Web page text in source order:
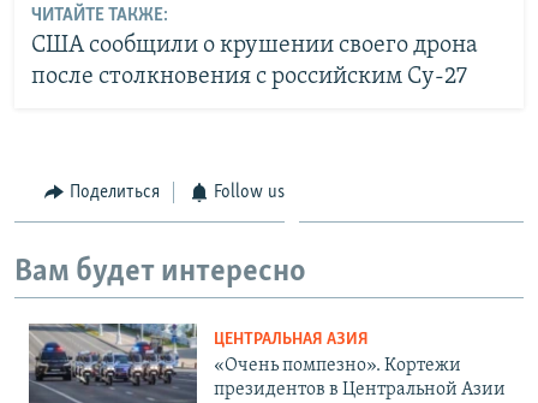
ЧИТАЙТЕ ТАКЖЕ:
США сообщили о крушении своего дрона
после столкновения с российским Су-27
Поделиться Follow us
Вам будет интересно
ЦЕНТРАЛЬНАЯ АЗИЯ
«Очень помпезно». Кортежи
президентов в Центральной Азии